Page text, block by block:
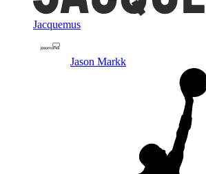
Jacquemus
Jason Markk